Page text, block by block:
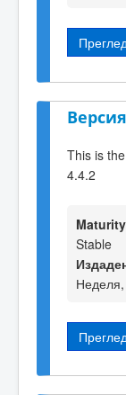
This is
4.4.2
Maturity
Stable